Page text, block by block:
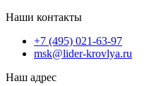
Наши контакты
+7 (495) 021-63-97
msk@lider-krovlya.ru
Наш адрес